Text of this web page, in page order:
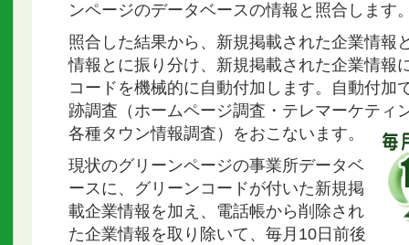
ンページのデータベースの情報と照合します
照合した結果から、新規掲載された企業情報
情報とに振り分け、新規掲載された企業情報
コードを機械的に自動付加します。自動付加
跡調査（ホームページ調査・テレマーケティ
各種タウン情報調査）をおこないます。
現状のグリーンページの事業所データベ
ースに、グリーンコードが付いた新規掲
載企業情報を加え、電話帳から削除され
た企業情報を取り除いて、毎月10日前後